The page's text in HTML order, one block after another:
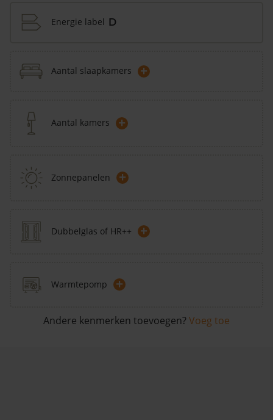
Energie label D
Aantal slaapkamers +
Aantal kamers +
Zonnepanelen +
Dubbelglas of HR++ +
Warmtepomp +
Andere kenmerken toevoegen? Voeg toe